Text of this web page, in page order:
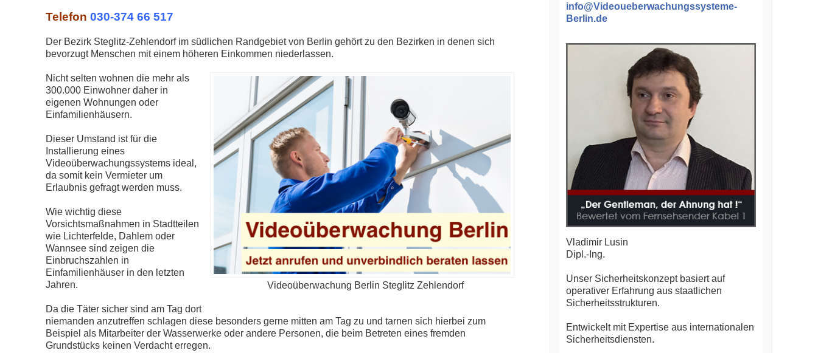
Telefon 030-374 66 517
Der Bezirk Steglitz-Zehlendorf im südlichen Randgebiet von Berlin gehört zu den Bezirken in denen sich
bevorzugt Menschen mit einem höheren Einkommen niederlassen.
Videoüberwachung Berlin Steglitz Zehlendorf
Nicht selten wohnen die mehr als
300.000 Einwohner daher in
eigenen Wohnungen oder
Einfamilienhäusern.
Dieser Umstand ist für die
Installierung eines
Videoüberwachungssystems ideal,
da somit kein Vermieter um
Erlaubnis gefragt werden muss.
Wie wichtig diese
Vorsichtsmaßnahmen in Stadtteilen
wie Lichterfelde, Dahlem oder
Wannsee sind zeigen die
Einbruchszahlen in
Einfamilienhäuser in den letzten
Jahren.
Da die Täter sicher sind am Tag dort
niemanden anzutreffen schlagen diese besonders gerne mitten am Tag zu und tarnen sich hierbei zum
Beispiel als Mitarbeiter der Wasserwerke oder andere Personen, die beim Betreten eines fremden
Grundstücks keinen Verdacht erregen.
info@Videoueberwachungssysteme-
Berlin.de
Vladimir Lusin
Dipl.-Ing.
Unser Sicherheitskonzept basiert auf
operativer Erfahrung aus staatlichen
Sicherheitsstrukturen.
Entwickelt mit Expertise aus internationalen
Sicherheitsdiensten.